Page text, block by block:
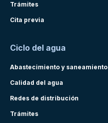
Trámites
Cita previa
Ciclo del agua
Abastecimiento y saneamiento
Calidad del agua
Redes de distribución
Trámites